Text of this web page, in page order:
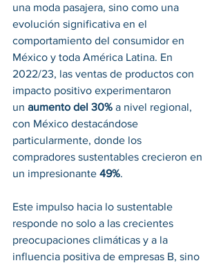
una moda pasajera, sino como una
evolución significativa en el
comportamiento del consumidor en
México y toda América Latina. En
2022/23, las ventas de productos con
impacto positivo experimentaron
un aumento del 30% a nivel regional,
con México destacándose
particularmente, donde los
compradores sustentables crecieron en
un impresionante 49%.
Este impulso hacia lo sustentable
responde no solo a las crecientes
preocupaciones climáticas y a la
influencia positiva de empresas B, sino